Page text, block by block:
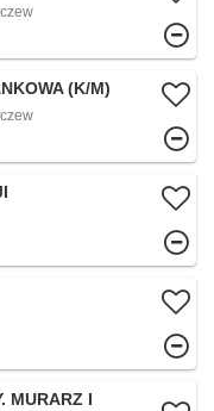
(K/M)
MURARZ I